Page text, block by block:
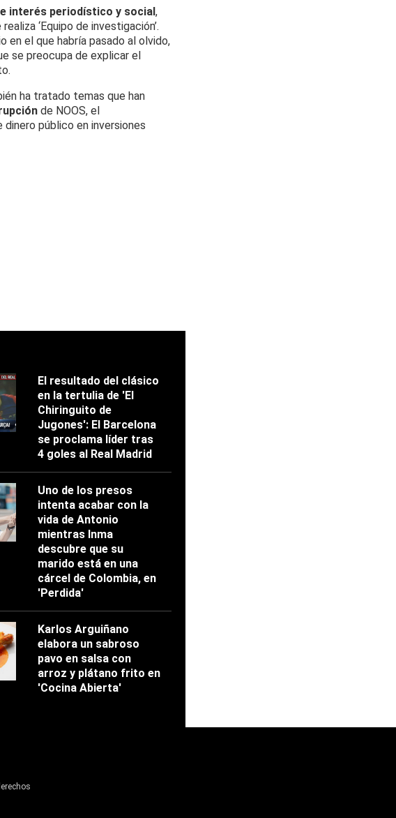
interés periodístico y social,
‘Equipo de investigación’.
en el que habría pasado al olvido,
se preocupa de explicar el
ha tratado temas que han
de NOOS, el
público en inversiones
El resultado del clásico
en la tertulia de 'El
Chiringuito de
Jugones': El Barcelona
se proclama líder tras
4 goles al Real Madrid
Uno de los presos
intenta acabar con la
vida de Antonio
mientras Inma
descubre que su
marido está en una
cárcel de Colombia, en
'Perdida'
Karlos Arguiñano
elabora un sabroso
pavo en salsa con
arroz y plátano frito en
'Cocina Abierta'